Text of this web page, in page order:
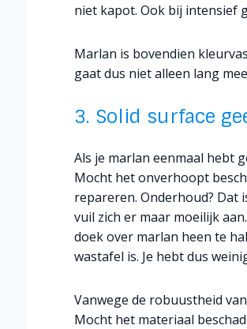
niet kapot. Ook bij intensief
Marlan is bovendien
gaat dus niet alleen lang
3. Solid surface
Als je marlan eenmaal hebt
Mocht het onverhoopt
repareren. Onderhoud? Dat
vuil zich er maar moeilijk
doek over marlan heen te
wastafel is. Je hebt dus
Vanwege de robuustheid
Mocht het materiaal